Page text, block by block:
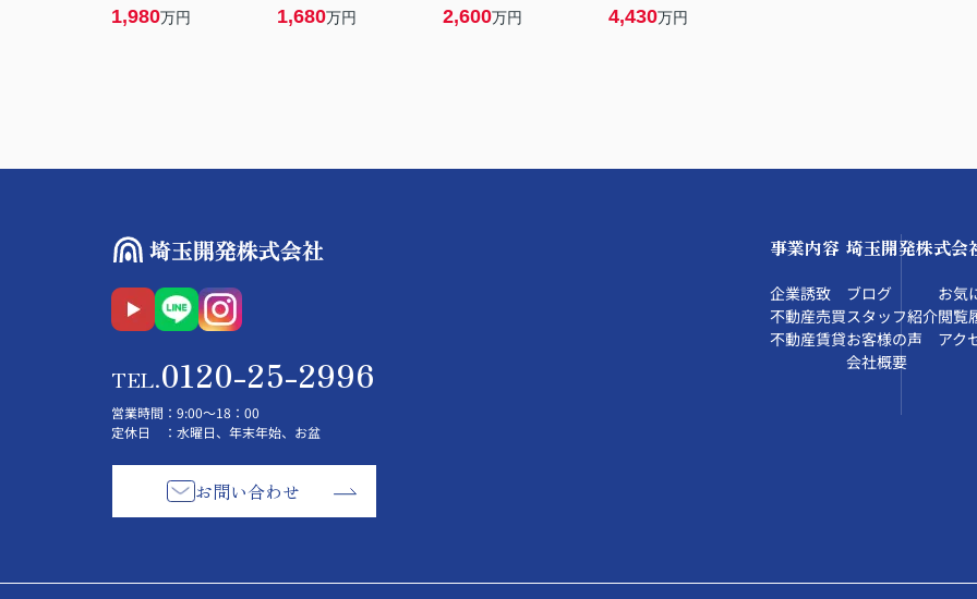
1,980万円 1,680万円 2,600万円 4,430万円
TEL.0120-25-2996
営業時間 ：9:00～18：00
定休日
：水曜日、年末年始、お盆
お問い合わせ
事業内容
企業誘致
不動産売買
不動産賃貸
埼玉開発株式会
ブログ
スタッフ紹介
お客様の声
会社概要
お気
閲覧
アク